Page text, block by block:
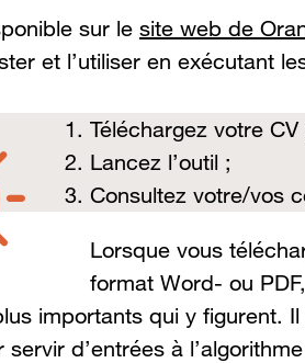
sur le site web de
et l’utiliser en exécutant
Téléchargez votre CV
Lancez l’outil ;
Consultez votre/vos
Lorsque vous
format Word- ou
importants qui y figurent.
d’entrées à